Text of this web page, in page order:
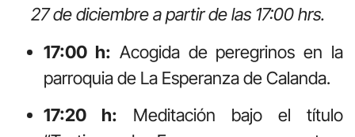
27 de diciembre a partir de las 17:00 hrs.
17:00 h: Acogida de peregrinos en la
parroquia de La Esperanza de Calanda.
17:20 h: Meditación bajo el título